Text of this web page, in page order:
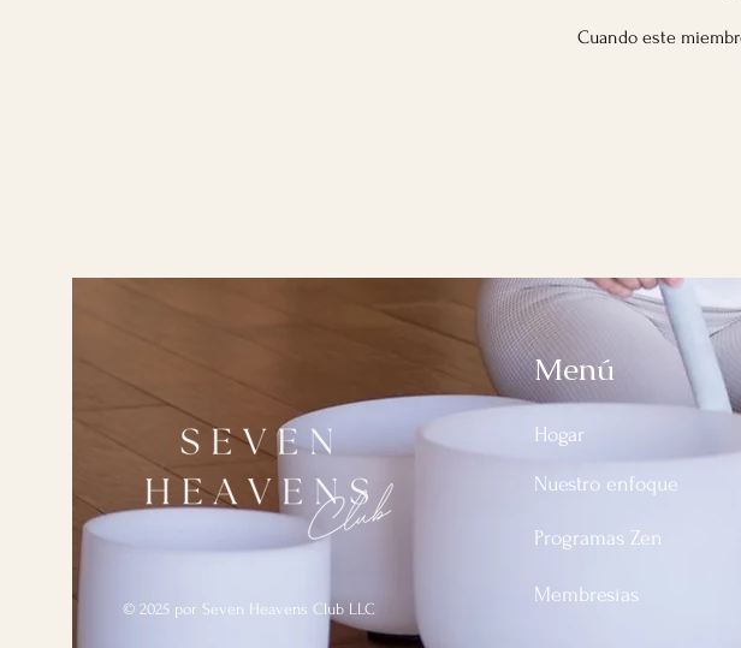
Cuando este
© 2025 por Seven Heavens Club LLC
Menú
Hogar
Nuestro enfoque
Programas Zen
Membresías